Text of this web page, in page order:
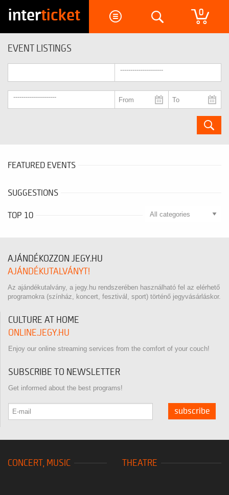
interticket 0
EVENT LISTINGS
FEATURED EVENTS
SUGGESTIONS
TOP 10
AJÁNDÉKOZZON JEGY.HU
AJÁNDÉKUTALVÁNYT!
Az ajándékutalvány, a jegy.hu rendszerében használható fel az elérhető
programokra (színház, koncert, fesztivál, sport) történő jegyvásárláskor.
CULTURE AT HOME
ONLINE.JEGY.HU
Enjoy our online streaming services from the comfort of your couch!
SUBSCRIBE TO NEWSLETTER
Get informed about the best programs!
subscribe
CONCERT, MUSIC THEATRE